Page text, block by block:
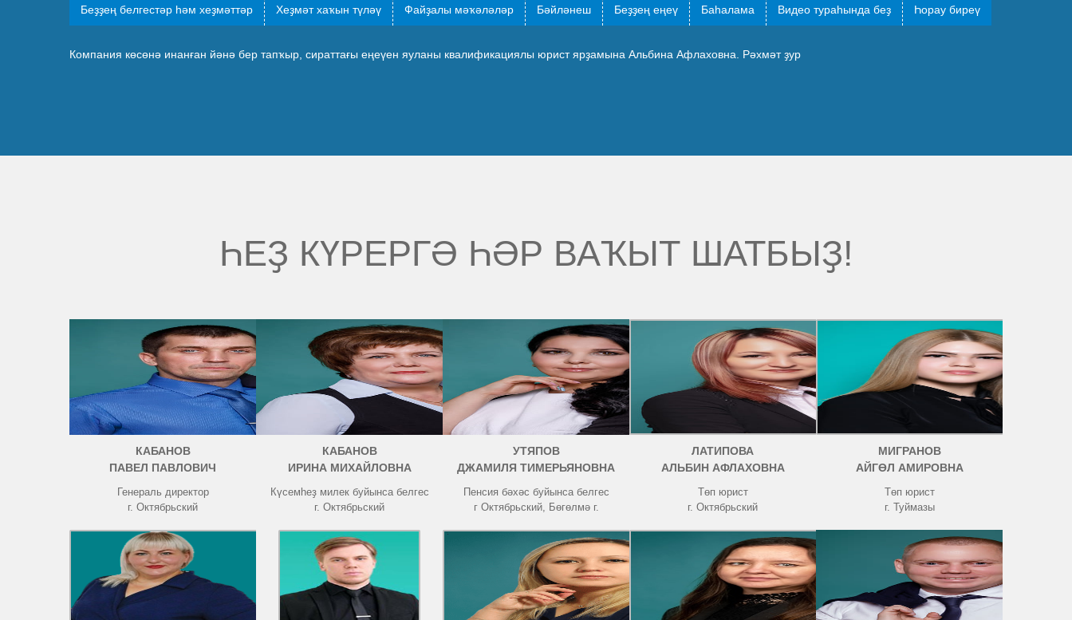
Беҙҙең белгестәр һәм хеҙмәттәр Хеҙмәт хаҡын түләү Файҙалы мәҡәләләр Бәйләнеш Беҙҙең еңеү Баһалама Видео тураһында беҙ Һорау биреү
Компания көсөнә инанған йәнә бер тапҡыр, сираттағы еңеүен яуланы квалификациялы юрист ярҙамына Альбина Афлаховна. Рәхмәт ҙур
ҺЕҘ КҮРЕРГӘ ҺӘР ВАҠЫТ ШАТБЫҘ!
КАБАНОВ
ПАВЕЛ ПАВЛОВИЧ
Генераль директор
г. Октябрьский
КАБАНОВ
ИРИНА МИХАЙЛОВНА
Күсемһеҙ милек буйынса белгес
г. Октябрьский
УТЯПОВ
ДЖАМИЛЯ ТИМЕРЬЯНОВНА
Пенсия бәхәс буйынса белгес
г Октябрьский, Бөгөлмә г.
ЛАТИПОВА
АЛЬБИН АФЛАХОВНА
Төп юрист
г. Октябрьский
МИГРАНОВ
АЙГӨЛ АМИРОВНА
Төп юрист
г. Туймазы